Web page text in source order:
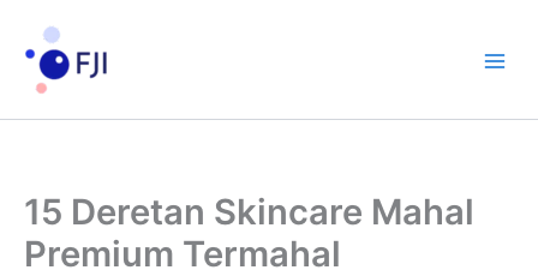
konten
15 Deretan Skincare Mahal
Premium Termahal